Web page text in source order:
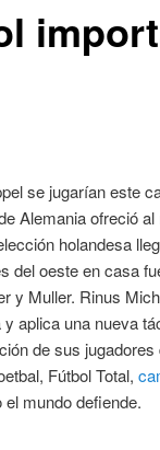
se jugarían este
Alemania ofreció
holandesa
del oeste en casa
y Muller. Rinus
aplica una nueva
de sus jugadores
Fútbol Total,
mundo defiende.